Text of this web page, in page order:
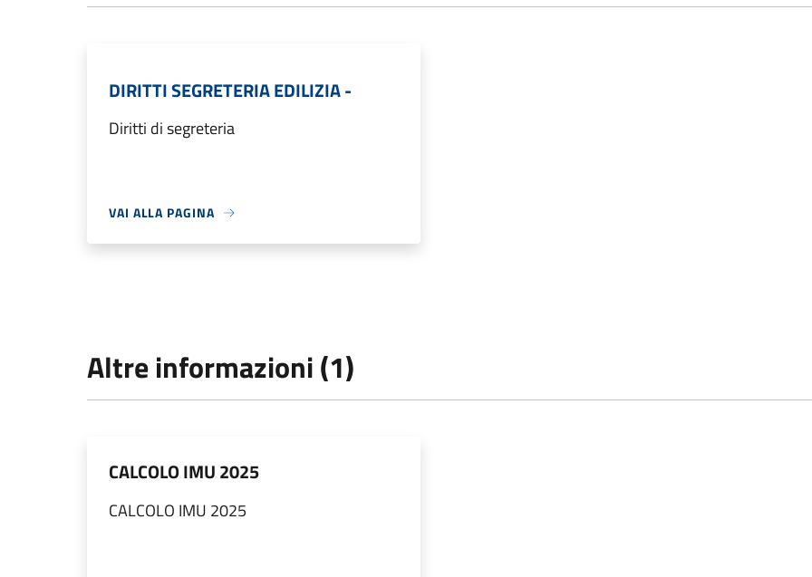
DIRITTI SEGRETERIA EDILIZIA -
Diritti di segreteria
VAI ALLA PAGINA
Altre informazioni (1)
CALCOLO IMU 2025
CALCOLO IMU 2025